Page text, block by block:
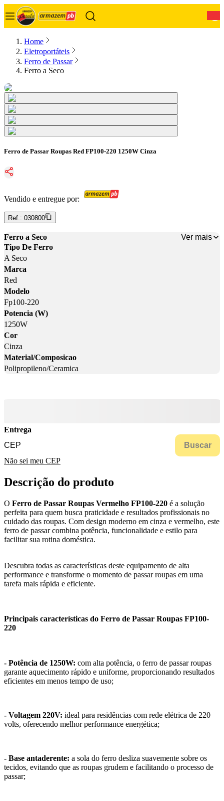
Home
Eletroportáteis
Ferro de Passar
Ferro a Seco
Ferro de Passar Roupas Red FP100-220 1250W Cinza
Vendido e entregue por:
Ref.: 030800
Ferro a Seco
Ver mais
Tipo De Ferro
A Seco
Marca
Red
Modelo
Fp100-220
Potencia (W)
1250W
Cor
Cinza
Material/Composicao
Polipropileno/Ceramica
Entrega
Buscar
Não sei meu CEP
Descrição do produto
O Ferro de Passar Roupas Vermelho FP100-220 é a solução
perfeita para quem busca praticidade e resultados profissionais no
cuidado das roupas. Com design moderno em cinza e vermelho, este
ferro de passar combina potência, funcionalidade e estilo para
facilitar sua rotina doméstica.
Descubra todas as características deste equipamento de alta
performance e transforme o momento de passar roupas em uma
tarefa mais rápida e eficiente.
Principais características do Ferro de Passar Roupas FP100-
220
- Potência de 1250W: com alta potência, o ferro de passar roupas
garante aquecimento rápido e uniforme, proporcionando resultados
eficientes em menos tempo de uso;
- Voltagem 220V: ideal para residências com rede elétrica de 220
volts, oferecendo melhor performance energética;
- Base antaderente: a sola do ferro desliza suavemente sobre os
tecidos, evitando que as roupas grudem e facilitando o processo de
passar;